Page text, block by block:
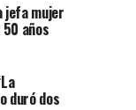
jefa mujer
años
duró dos